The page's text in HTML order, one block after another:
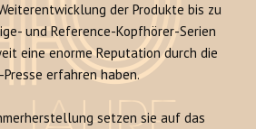
der Produkte bis zu
und Reference-Kopfhörer-Serien
eine enorme Reputation durch die
Presse erfahren haben.
setzen sie auf das